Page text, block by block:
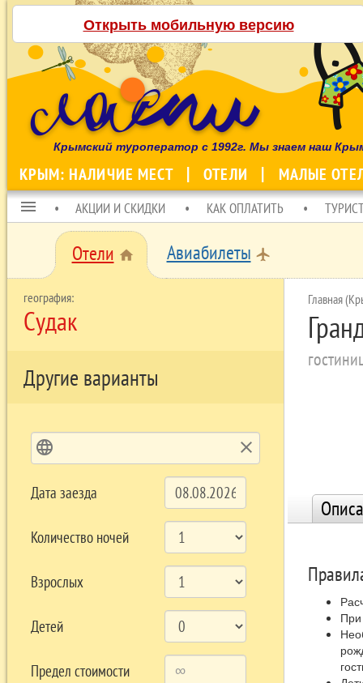
Открыть мобильную версию
Крымский туроператор с 1992г. Мы знаем наш
КРЫМ: НАЛИЧИЕ МЕСТ ОТЕЛИ МАЛЫЕ
menu АКЦИИ И СКИДКИ КАК ОПЛАТИТЬ
Отели home Авиабилеты local_airport
Судак
Другие варианты
language clear
Дата заезда
Количество ночей
Взрослых
Детей
Предел стоимости
Главная